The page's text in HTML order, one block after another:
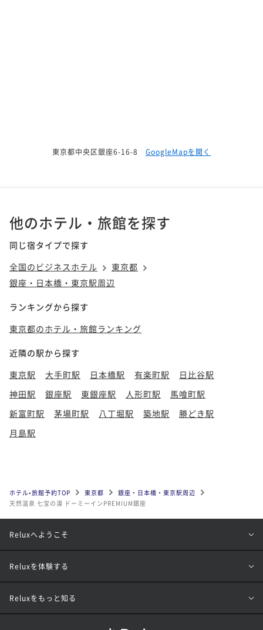
東京都中央区銀座6-16-8 GoogleMapを開く
他のホテル・旅館を探す
同じ宿タイプで探す
全国のビジネスホテル
東京都
銀座・日本橋・東京駅周辺
ランキングから探す
東京都のホテル・旅館ランキング
近隣の駅から探す
東京駅
大手町駅 日本橋駅 有楽町駅
日比谷駅
神田駅
銀座駅 東銀座駅 人形町駅
馬喰町駅
新富町駅
茅場町駅 八丁堀駅 築地駅
勝どき駅
月島駅
ホテル•旅館予約TOP 東京都
銀座・日本橋・東京駅周辺
天然温泉 七宝の湯 ドーミーインPREMIUM銀座
Reluxへようこそ
Reluxを体験する
Reluxをもっと知る